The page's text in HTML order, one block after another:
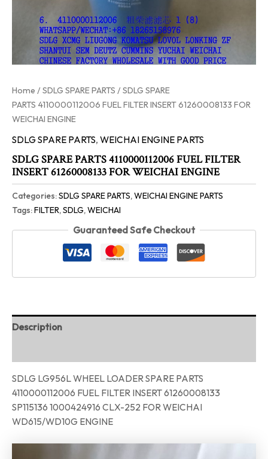
Home /SDLG SPARE PARTS / SDLG SPARE
PARTS 4110000112006 FUEL FILTER INSERT 61260008133 FOR
WEICHAI ENGINE
SDLG SPARE PARTS, WEICHAI ENGINE PARTS
SDLG SPARE PARTS 4110000112006 FUEL FILTER
INSERT 61260008133 FOR WEICHAI ENGINE
Categories:SDLG SPARE PARTS,WEICHAI ENGINE PARTS
Tags:FILTER,SDLG,WEICHAI
Guaranteed Safe Checkout
Description
SDLG LG956L WHEEL LOADER SPARE PARTS
4110000112006 FUEL FILTER INSERT 61260008133
SP115136 1000424916 CLX-252 FOR WEICHAI
WD615/WD10G ENGINE